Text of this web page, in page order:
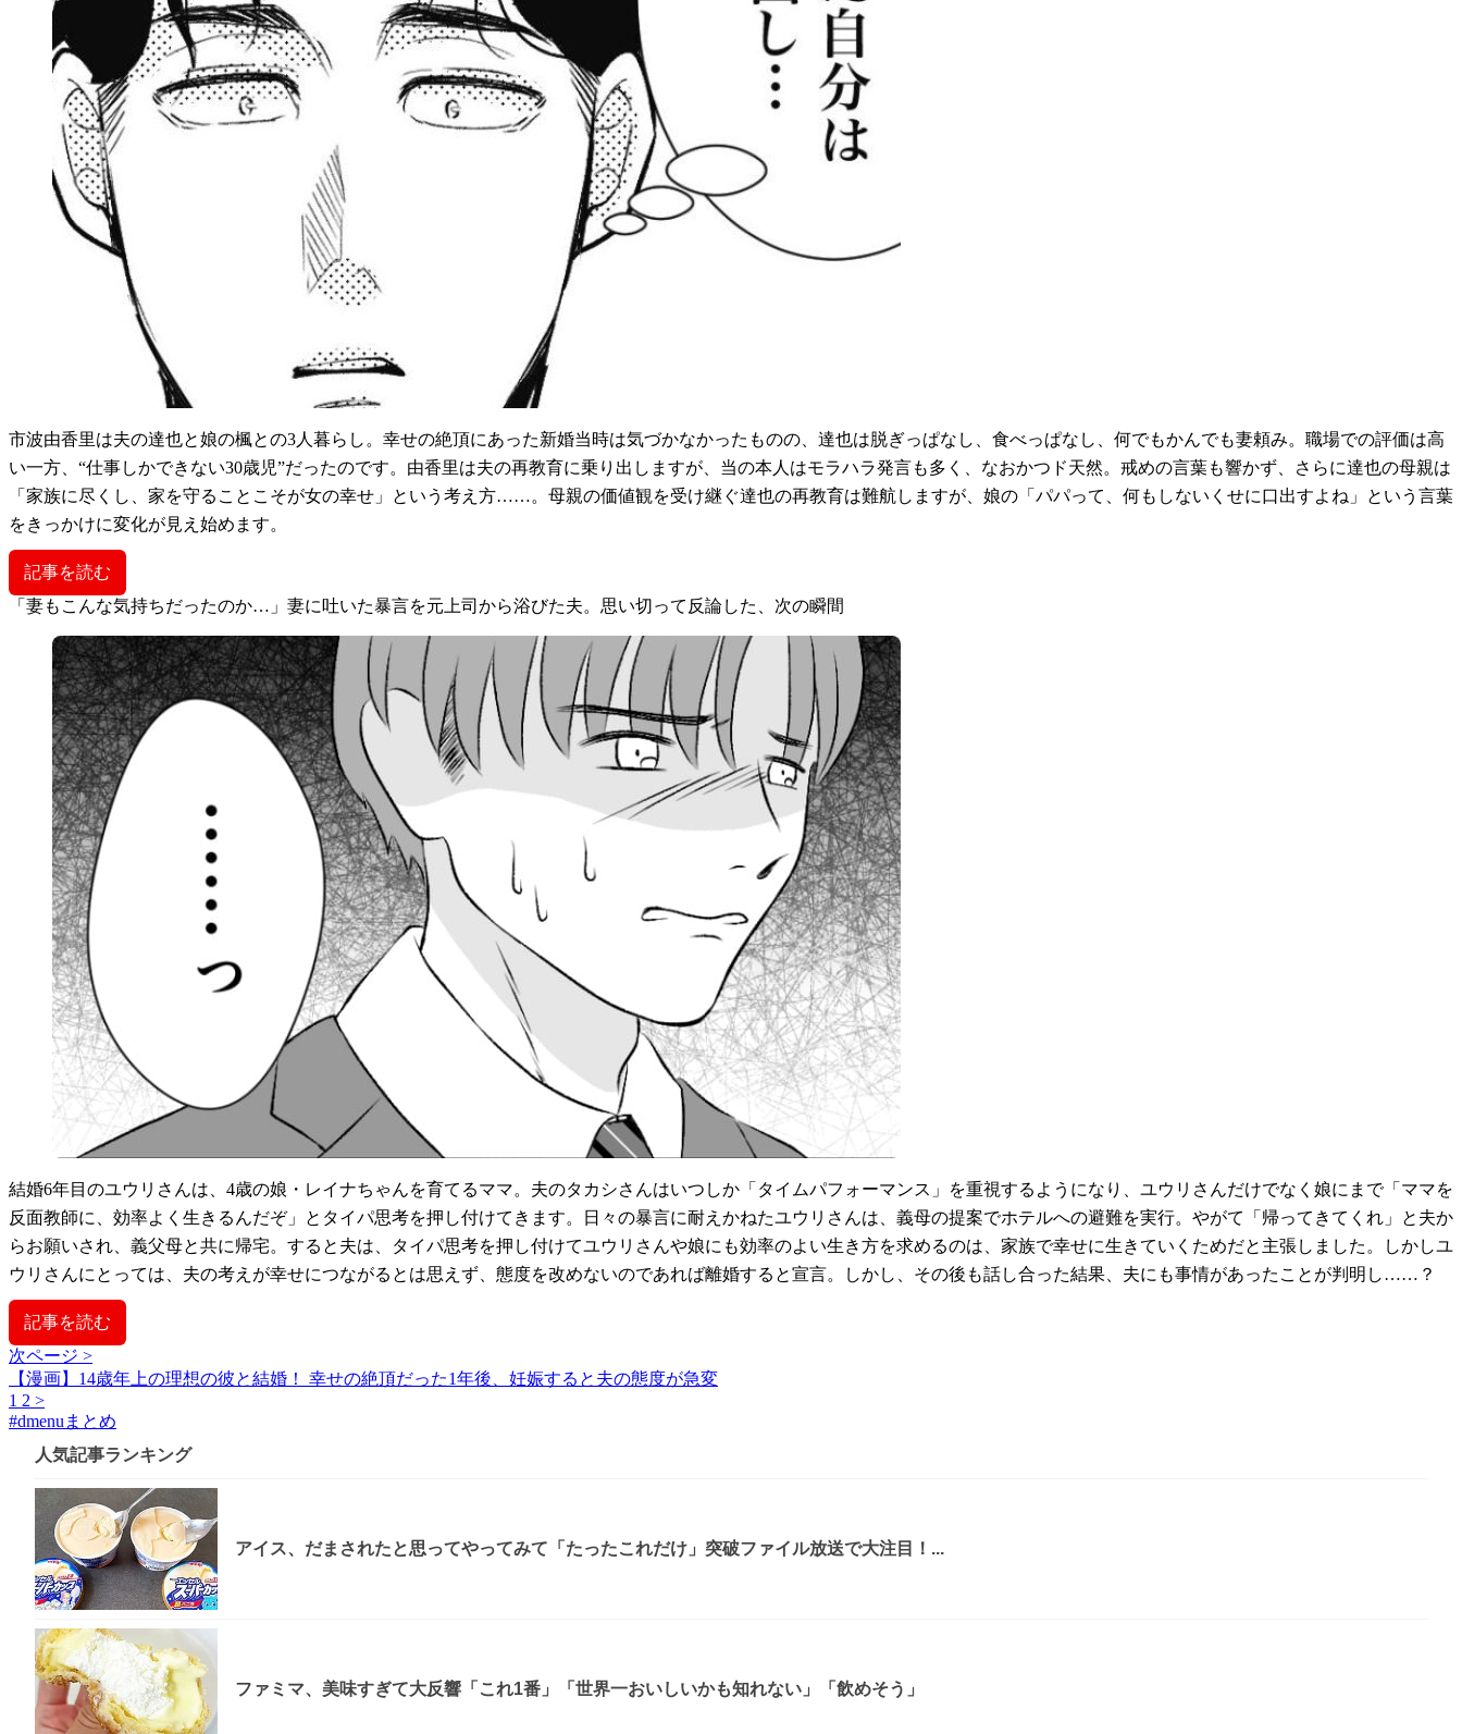
市波由香里は夫の達也と娘の楓との3人暮らし。幸せの絶頂にあった新婚当時は気づかなかったものの、達也は脱ぎっぱなし、食べっぱなし、何でもかんでも妻頼み。職場での評価は高
い一方、“仕事しかできない30歳児”だったのです。由香里は夫の再教育に乗り出しますが、当の本人はモラハラ発言も多く、なおかつド天然。戒めの言葉も響かず、さらに達也の母親は
「家族に尽くし、家を守ることこそが女の幸せ」という考え方……。母親の価値観を受け継ぐ達也の再教育は難航しますが、娘の「パパって、何もしないくせに口出すよね」という言葉
をきっかけに変化が見え始めます。
記事を読む
「妻もこんな気持ちだったのか…」妻に吐いた暴言を元上司から浴びた夫。思い切って反論した、次の瞬間
結婚6年目のユウリさんは、4歳の娘・レイナちゃんを育てるママ。夫のタカシさんはいつしか「タイムパフォーマンス」を重視するようになり、ユウリさんだけでなく娘にまで「ママを
反面教師に、効率よく生きるんだぞ」とタイパ思考を押し付けてきます。日々の暴言に耐えかねたユウリさんは、義母の提案でホテルへの避難を実行。やがて「帰ってきてくれ」と夫か
らお願いされ、義父母と共に帰宅。すると夫は、タイパ思考を押し付けてユウリさんや娘にも効率のよい生き方を求めるのは、家族で幸せに生きていくためだと主張しました。しかしユ
ウリさんにとっては、夫の考えが幸せにつながるとは思えず、態度を改めないのであれば離婚すると宣言。しかし、その後も話し合った結果、夫にも事情があったことが判明し……？
記事を読む
次ページ >
【漫画】14歳年上の理想の彼と結婚！ 幸せの絶頂だった1年後、妊娠すると夫の態度が急変
1 2 >
#dmenuまとめ
人気記事ランキング
アイス、だまされたと思ってやってみて「たったこれだけ」突破ファイル放送で大注目！...
ファミマ、美味すぎて大反響「これ1番」「世界一おいしいかも知れない」「飲めそう」